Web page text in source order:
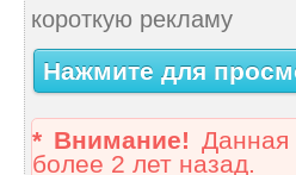
короткую рекламу
Нажмите для
* Внимание! Данная
более 2 лет назад.